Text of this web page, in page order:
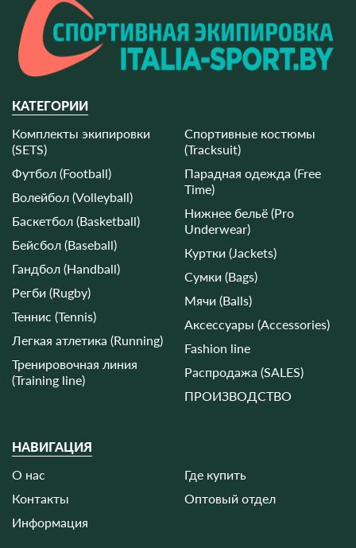
НАВИГАЦИЯ
О нас
Контакты
Информация
Где купить
Оптовый отдел
КАТЕГОРИИ
Комплекты экипировки
(SETS)
Футбол (Football)
Волейбол (Volleyball)
Баскетбол (Basketball)
Бейсбол (Baseball)
Гандбол (Handball)
Регби (Rugby)
Теннис (Tennis)
Легкая атлетика (Running)
Тренировочная линия
(Training line)
Спортивные костюмы
(Tracksuit)
Парадная одежда (Free
Time)
Нижнее бельё (Pro
Underwear)
Куртки (Jackets)
Сумки (Bags)
Мячи (Balls)
Аксессуары (Accessories)
Fashion line
Распродажа (SALES)
ПРОИЗВОДСТВО